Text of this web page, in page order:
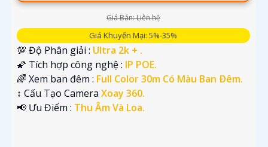
Giá Bán: Liên hệ
Giá Khuyến Mại: 5%-35%
💯 Độ Phân giải : Ultra 2k + .
🌠 Tích hợp công nghệ : IP POE.
🌈 Xem ban đêm : Full Color 30m Có Màu Ban Ðêm.
↕️ Cấu Tạo Camera Xoay 360.
️📢 Ưu Điểm : Thu Âm Và Loa.